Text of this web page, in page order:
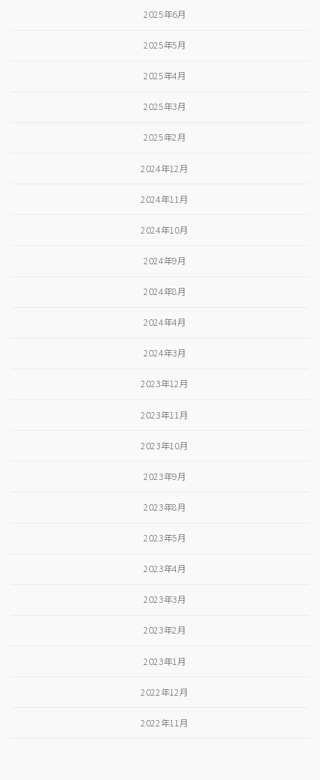
2025年6月
2025年5月
2025年4月
2025年3月
2025年2月
2024年12月
2024年11月
2024年10月
2024年9月
2024年8月
2024年4月
2024年3月
2023年12月
2023年11月
2023年10月
2023年9月
2023年8月
2023年5月
2023年4月
2023年3月
2023年2月
2023年1月
2022年12月
2022年11月